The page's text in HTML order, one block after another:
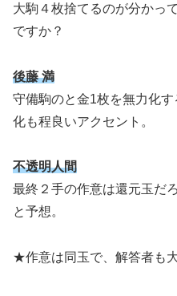
大駒４枚捨てるのが分かっ
ですか？
後藤 満
守備駒のと金1枚を無力化
化も程良いアクセント。
不透明人間
最終２手の作意は還元玉だ
と予想。
★作意は同玉で、解答者も